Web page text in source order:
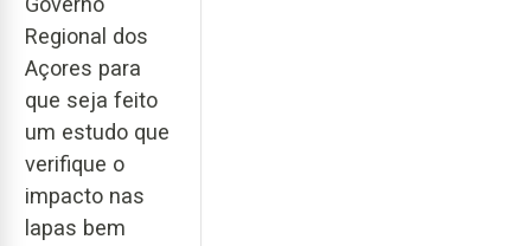
Regional dos
Açores para
que seja feito
um estudo que
verifique o
impacto nas
lapas bem